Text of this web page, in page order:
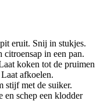
eruit. Snij in stukjes.
citroensap in een pan.
koken tot de pruimen
afkoelen.
stijf met de suiker.
en schep een klodder